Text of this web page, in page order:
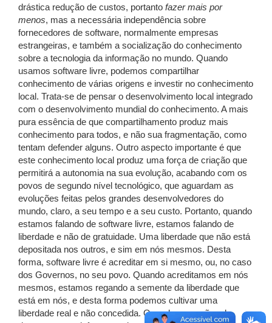
drástica redução de custos, portanto fazer mais por
menos, mas a necessária independência sobre
fornecedores de software, normalmente empresas
estrangeiras, e também a socialização do conhecimento
sobre a tecnologia da informação no mundo. Quando
usamos software livre, podemos compartilhar
conhecimento de várias origens e investir no conhecimento
local. Trata-se de pensar o desenvolvimento local integrado
com o desenvolvimento mundial do conhecimento. A mais
pura essência de que compartilhamento produz mais
conhecimento para todos, e não sua fragmentação, como
tentam defender alguns. Outro aspecto importante é que
este conhecimento local produz uma força de criação que
permitirá a autonomia na sua evolução, acabando com os
povos de segundo nível tecnológico, que aguardam as
evoluções feitas pelos grandes desenvolvedores do
mundo, claro, a seu tempo e a seu custo. Portanto, quando
estamos falando de software livre, estamos falando de
liberdade e não de gratuidade. Uma liberdade que não está
depositada nos outros, e sim em nós mesmos. Desta
forma, software livre é acreditar em si mesmo, ou, no caso
dos Governos, no seu povo. Quando acreditamos em nós
mesmos, estamos regando a semente da liberdade que
está em nós, e desta forma podemos cultivar uma
liberdade real e não concedida. Quando, em ações de